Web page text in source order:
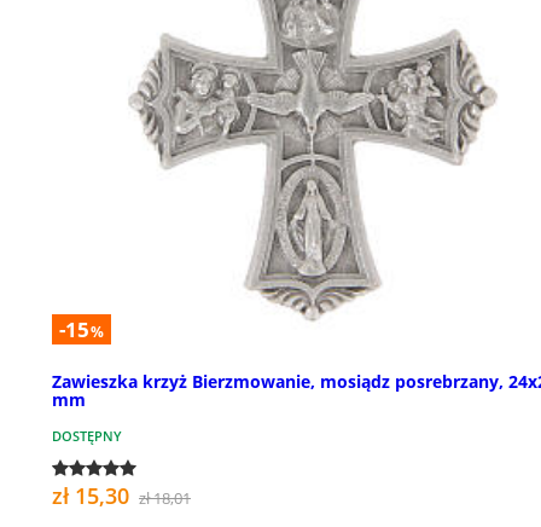
-15%
Zawieszka krzyż Bierzmowanie, mosiądz posrebrzany,
mm
DOSTĘPNY
zł 15,30 zł 18,01